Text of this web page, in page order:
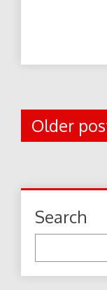
Posts
Older
Search